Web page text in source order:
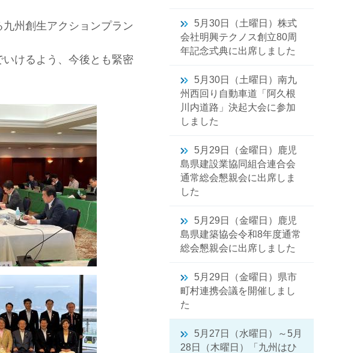
州創生アクションプラン
いけるよう、今後とも緊密
5月30日（土曜日）株式
会社明興テクノス創立80周
年記念式典に出席しました
5月30日（土曜日）南九
州西回り自動車道「阿久根
川内道路」決起大会に参加
しました
5月29日（金曜日）鹿児
島県建設業協同組合連合会
通常総会懇親会に出席しま
した
5月29日（金曜日）鹿児
島県建築協会令和8年度通常
総会懇親会に出席しました
5月29日（金曜日）県市
町村連携会議を開催しまし
た
5月27日（水曜日）～5月
28日（木曜日）「九州はひ